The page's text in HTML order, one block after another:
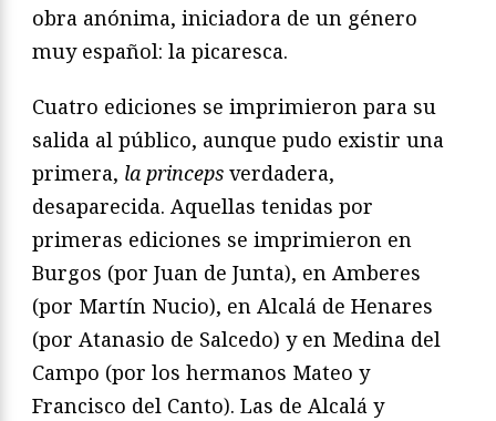
obra anónima, iniciadora de un género
muy español: la picaresca.
Cuatro ediciones se imprimieron para su
salida al público, aunque pudo existir una
primera, la princeps verdadera,
desaparecida. Aquellas tenidas por
primeras ediciones se imprimieron en
Burgos (por Juan de Junta), en Amberes
(por Martín Nucio), en Alcalá de Henares
(por Atanasio de Salcedo) y en Medina del
Campo (por los hermanos Mateo y
Francisco del Canto). Las de Alcalá y